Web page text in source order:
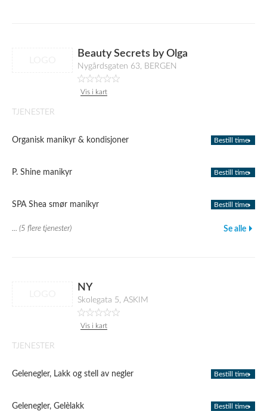
Beauty Secrets by Olga
Nygårdsgaten 63, BERGEN
Vis i kart
TJENESTER
Organisk manikyr & kondisjoner Bestill time
P. Shine manikyr Bestill time
SPA Shea smør manikyr Bestill time
... (5 flere tjenester) Se alle
NY
Skolegata 5, ASKIM
Vis i kart
TJENESTER
Gelenegler, Lakk og stell av negler Bestill time
Gelenegler, Gelèlakk Bestill time